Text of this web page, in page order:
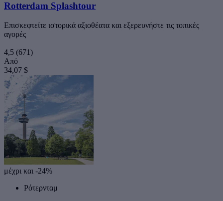
Rotterdam Splashtour
Επισκεφτείτε ιστορικά αξιοθέατα και εξερευνήστε τις τοπικές
αγορές
4,5 (671)
Από
34,07 $
μέχρι και -24%
Ρότερνταμ